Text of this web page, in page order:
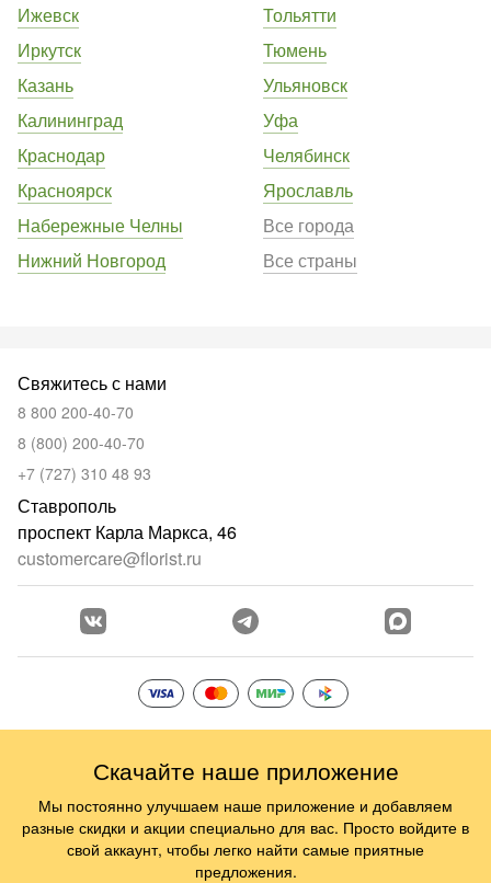
Ижевск
Иркутск
Казань
Калининград
Краснодар
Красноярск
Набережные Челны
Нижний Новгород
Тольятти
Тюмень
Ульяновск
Уфа
Челябинск
Ярославль
Все города
Все страны
Свяжитесь с нами
8 800 200-40-70
8 (800) 200-40-70
+7 (727) 310 48 93
Ставрополь
проспект Карла Маркса, 46
customercare@florist.ru
Скачайте наше приложение
Мы постоянно улучшаем наше приложение и добавляем
разные скидки и акции специально для вас. Просто войдите в
свой аккаунт, чтобы легко найти самые приятные
предложения.